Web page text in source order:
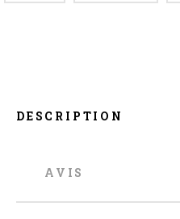
DESCRIPTION
AVIS